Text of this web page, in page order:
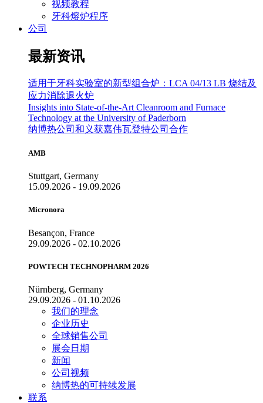
视频教程
牙科熔炉程序
公司
最新资讯
适用于牙科实验室的新型组合炉：LCA 04/13 LB 烧结及
应力消除退火炉
Insights into State-of-the-Art Cleanroom and Furnace
Technology at the University of Paderborn
纳博热公司和义获嘉伟瓦登特公司合作
AMB
Stuttgart, Germany
15.09.2026 - 19.09.2026
Micronora
Besançon, France
29.09.2026 - 02.10.2026
POWTECH TECHNOPHARM 2026
Nürnberg, Germany
29.09.2026 - 01.10.2026
我们的理念
企业历史
全球销售公司
展会日期
新闻
公司视频
纳博热的可持续发展
联系